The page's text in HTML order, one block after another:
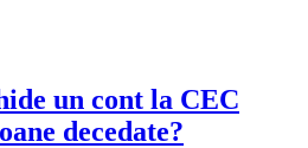
un cont la CEC
decedate?